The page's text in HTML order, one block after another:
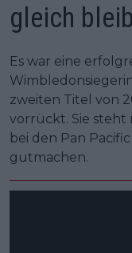
gleich
Es war eine
zweiten Titel von
vorrückt. Sie steht
bei den Pan
gutmachen.